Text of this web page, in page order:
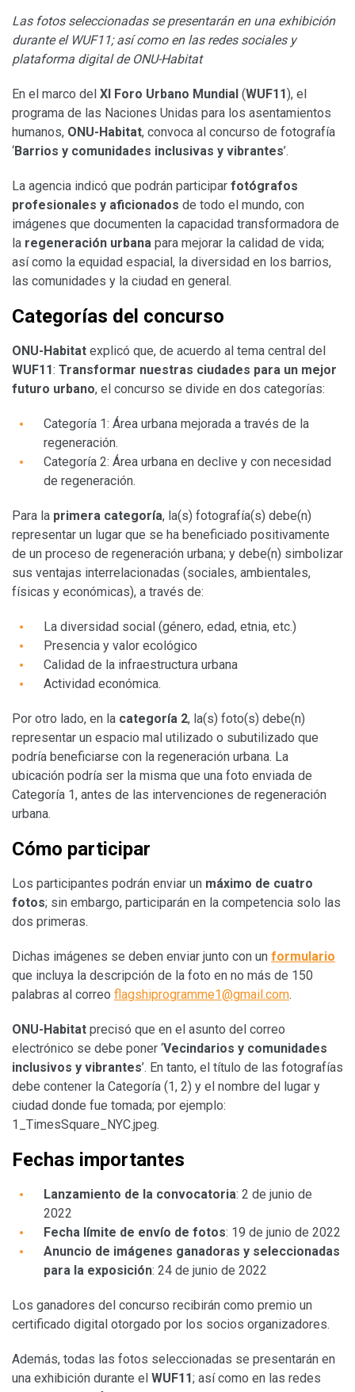
Las fotos seleccionadas se presentarán en una exhibición
durante el WUF11; así como en las redes sociales y
plataforma digital de ONU-Habitat
En el marco del XI Foro Urbano Mundial (WUF11), el
programa de las Naciones Unidas para los asentamientos
humanos, ONU-Habitat, convoca al concurso de fotografía
‘Barrios y comunidades inclusivas y vibrantes’.
La agencia indicó que podrán participar fotógrafos
profesionales y aficionados de todo el mundo, con
imágenes que documenten la capacidad transformadora de
la regeneración urbana para mejorar la calidad de vida;
así como la equidad espacial, la diversidad en los barrios,
las comunidades y la ciudad en general.
Categorías del concurso
ONU-Habitat explicó que, de acuerdo al tema central del
WUF11: Transformar nuestras ciudades para un mejor
futuro urbano, el concurso se divide en dos categorías:
Categoría 1: Área urbana mejorada a través de la
regeneración.
Categoría 2: Área urbana en declive y con necesidad
de regeneración.
Para la primera categoría, la(s) fotografía(s) debe(n)
representar un lugar que se ha beneficiado positivamente
de un proceso de regeneración urbana; y debe(n) simbolizar
sus ventajas interrelacionadas (sociales, ambientales,
físicas y económicas), a través de:
La diversidad social (género, edad, etnia, etc.)
Presencia y valor ecológico
Calidad de la infraestructura urbana
Actividad económica.
Por otro lado, en la categoría 2, la(s) foto(s) debe(n)
representar un espacio mal utilizado o subutilizado que
podría beneficiarse con la regeneración urbana. La
ubicación podría ser la misma que una foto enviada de
Categoría 1, antes de las intervenciones de regeneración
urbana.
Cómo participar
Los participantes podrán enviar un máximo de cuatro
fotos; sin embargo, participarán en la competencia solo las
dos primeras.
Dichas imágenes se deben enviar junto con un formulario
que incluya la descripción de la foto en no más de 150
palabras al correo flagshiprogramme1@gmail.com.
ONU-Habitat precisó que en el asunto del correo
electrónico se debe poner ‘Vecindarios y comunidades
inclusivos y vibrantes’. En tanto, el título de las fotografías
debe contener la Categoría (1, 2) y el nombre del lugar y
ciudad donde fue tomada; por ejemplo:
1_TimesSquare_NYC.jpeg.
Fechas importantes
Lanzamiento de la convocatoria: 2 de junio de
2022
Fecha límite de envío de fotos: 19 de junio de 2022
Anuncio de imágenes ganadoras y seleccionadas
para la exposición: 24 de junio de 2022
Los ganadores del concurso recibirán como premio un
certificado digital otorgado por los socios organizadores.
Además, todas las fotos seleccionadas se presentarán en
una exhibición durante el WUF11; así como en las redes